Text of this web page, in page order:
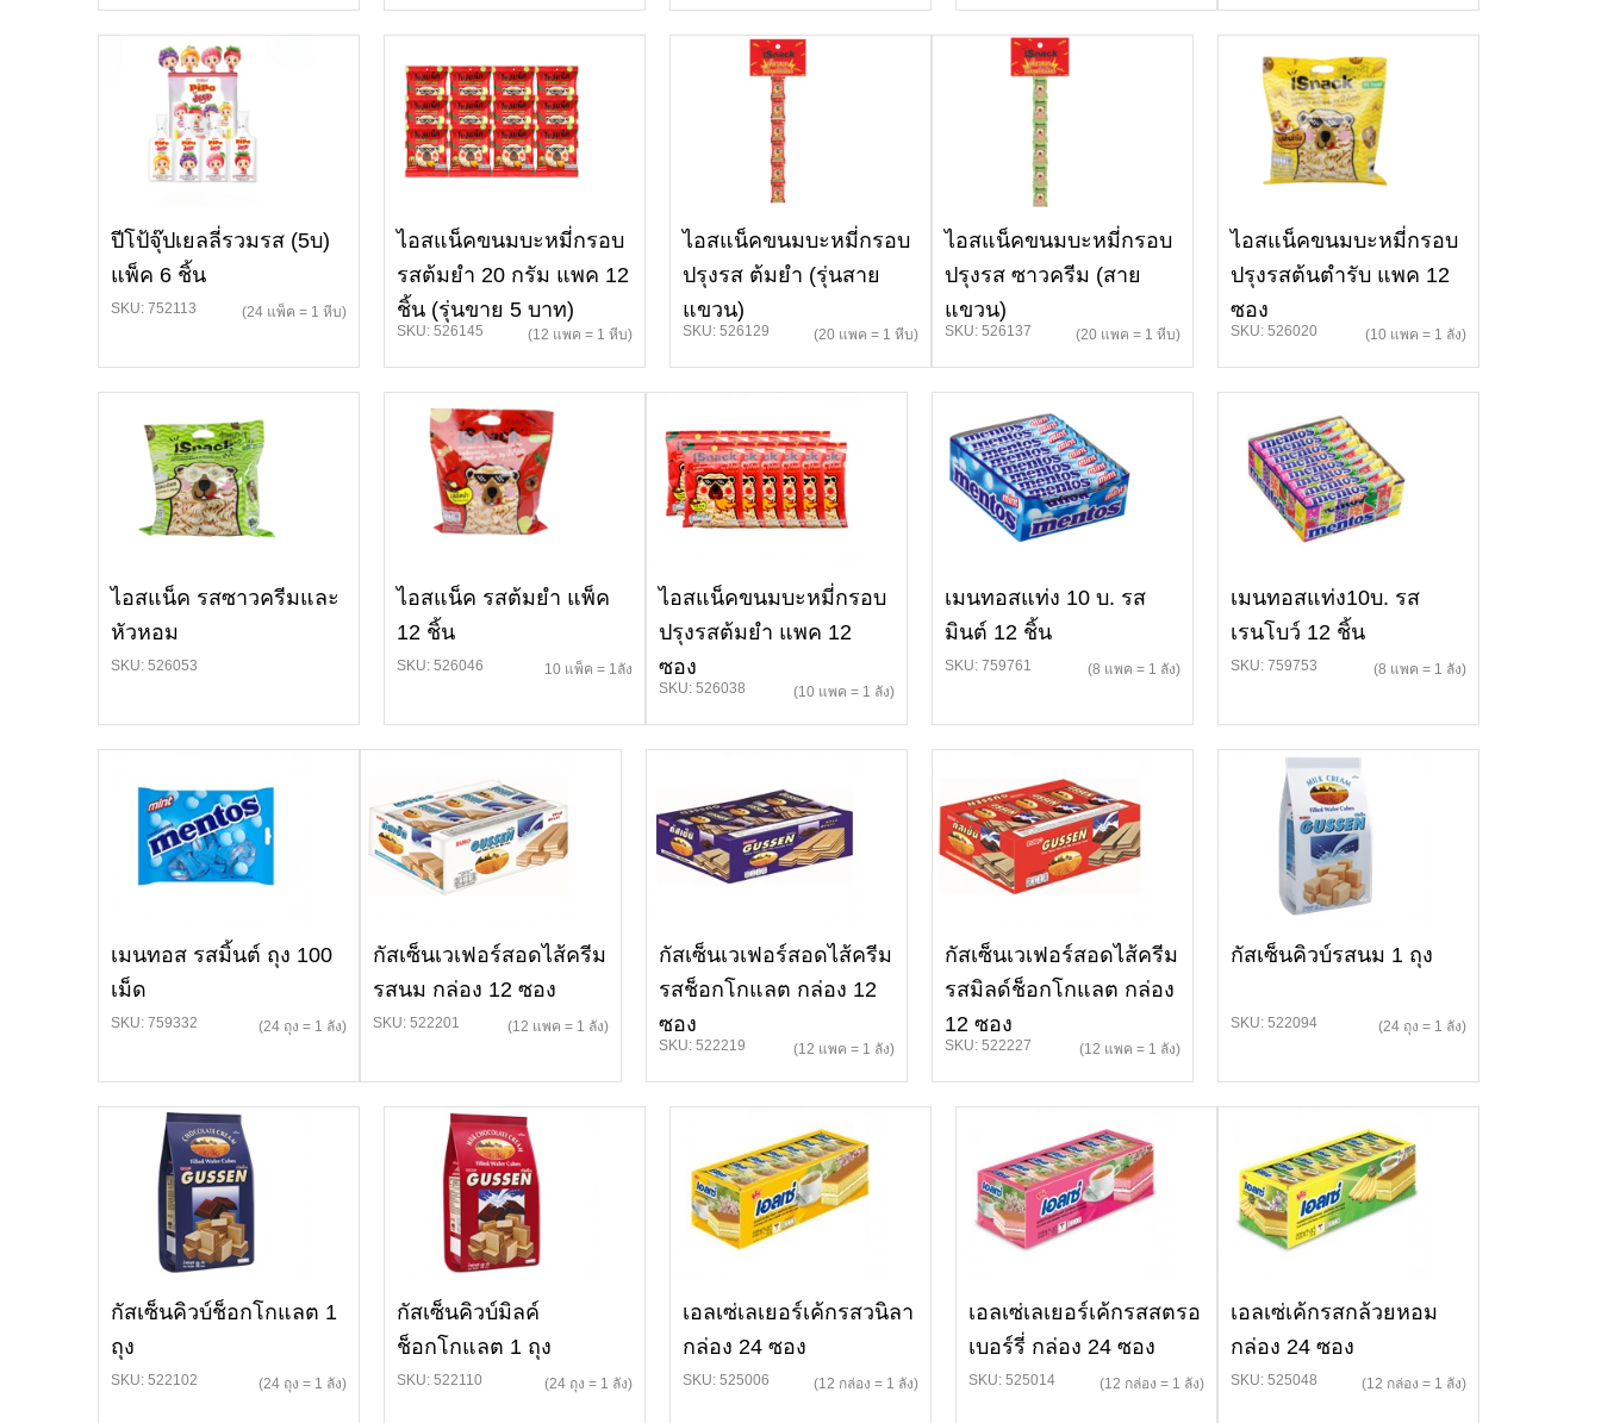
ปีโป้จุ๊ปเยลลี่รวมรส (5บ)
แพ็ค 6 ชิ้น
SKU: 752113 (24 แพ็ค = 1 หีบ)
ไอสแน็คขนมบะหมี่กรอบ
รสต้มยำ 20 กรัม แพค 12
ชิ้น (รุ่นขาย 5 บาท)
SKU: 526145 (12 แพค = 1 หีบ)
ไอสแน็คขนมบะหมี่กรอบ
ปรุงรส ต้มยำ (รุ่นสาย
แขวน)
SKU: 526129 (20 แพค = 1 หีบ)
ไอสแน็คขนมบะหมี่กรอบ
ปรุงรส ซาวครีม (สาย
แขวน)
SKU: 526137 (20 แพค = 1 หีบ)
ไอสแน็คขนมบะหมี่กรอบ
ปรุงรสต้นตำรับ แพค 12
ซอง
SKU: 526020 (10 แพค = 1 ลัง)
ไอสแน็ค รสซาวครีมและ
หัวหอม
SKU: 526053
ไอสแน็ค รสต้มยำ แพ็ค
12 ชิ้น
SKU: 526046 10 แพ็ค = 1ลัง
ไอสแน็คขนมบะหมี่กรอบ
ปรุงรสต้มยำ แพค 12
ซอง
SKU: 526038 (10 แพค = 1 ลัง)
เมนทอสแท่ง 10 บ. รส
มินต์ 12 ชิ้น
SKU: 759761 (8 แพค = 1 ลัง)
เมนทอสแท่ง10บ. รส
เรนโบว์ 12 ชิ้น
SKU: 759753 (8 แพค = 1 ลัง)
เมนทอส รสมิ้นต์ ถุง 100
เม็ด
SKU: 759332 (24 ถุง = 1 ลัง)
กัสเซ็นเวเฟอร์สอดไส้ครีม
รสนม กล่อง 12 ซอง
SKU: 522201 (12 แพค = 1 ลัง)
กัสเซ็นเวเฟอร์สอดไส้ครีม
รสช็อกโกแลต กล่อง 12
ซอง
SKU: 522219 (12 แพค = 1 ลัง)
กัสเซ็นเวเฟอร์สอดไส้ครีม
รสมิลด์ช็อกโกแลต กล่อง
12 ซอง
SKU: 522227 (12 แพค = 1 ลัง)
กัสเซ็นคิวบ์รสนม 1 ถุง
SKU: 522094 (24 ถุง = 1 ลัง)
กัสเซ็นคิวบ์ช็อกโกแลต 1
ถุง
SKU: 522102 (24 ถุง = 1 ลัง)
กัสเซ็นคิวบ์มิลค์
ช็อกโกแลต 1 ถุง
SKU: 522110 (24 ถุง = 1 ลัง)
เอลเซ่เลเยอร์เค้กรสวนิลา
กล่อง 24 ซอง
SKU: 525006 (12 กล่อง = 1 ลัง)
เอลเซ่เลเยอร์เค้กรสสตรอ
เบอร์รี่ กล่อง 24 ซอง
SKU: 525014 (12 กล่อง = 1 ลัง)
เอลเซ่เค้กรสกล้วยหอม
กล่อง 24 ซอง
SKU: 525048 (12 กล่อง = 1 ลัง)